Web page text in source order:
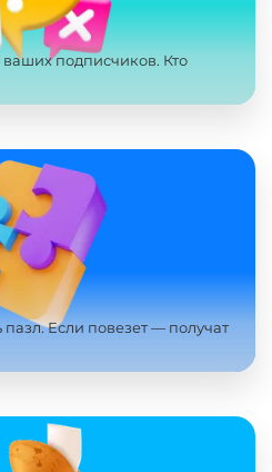
подписчиков. Кто
Если повезет — получат